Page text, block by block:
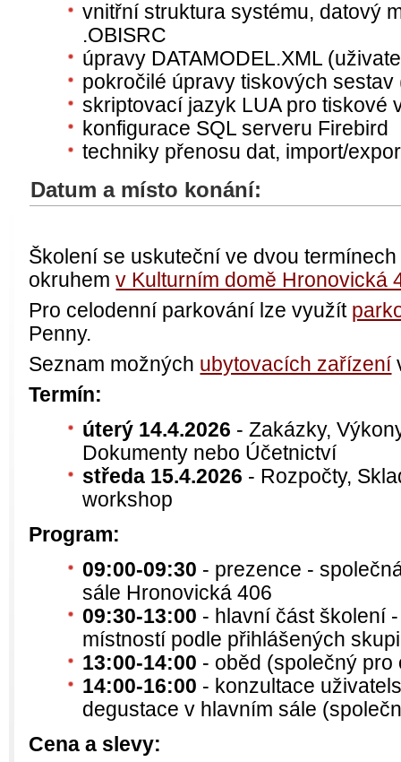
vnitřní struktura systému, datový
.OBISRC
úpravy DATAMODEL.XML
pokročilé úpravy tiskových
skriptovací jazyk LUA pro tiskové
konfigurace SQL serveru Firebird
techniky přenosu dat, import/
Datum a místo konání:
Školení se uskuteční ve dvou
okruhemv Kulturním domě Hronovická
Pro celodenní parkování lze využít
Penny.
Seznam možných ubytovacích zařízení
Termín:
úterý 14.4.2026 - Zakázky,
Dokumenty nebo Účetnictví
středa 15.4.2026 - Rozpočty,
workshop
Program:
09:00-09:30 - prezence -
sále Hronovická 406
09:30-13:00 - hlavní část školení
místností podle přihlášených
13:00-14:00 - oběd (společný pro
14:00-16:00 - konzultace
degustace v hlavním sále
Cena a slevy: